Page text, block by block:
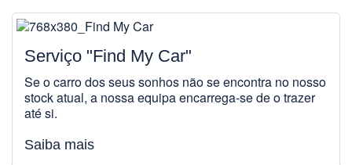
Serviço "Find My Car"
Se o carro dos seus sonhos não se encontra no nosso
stock atual, a nossa equipa encarrega-se de o trazer
até si.
Saiba mais